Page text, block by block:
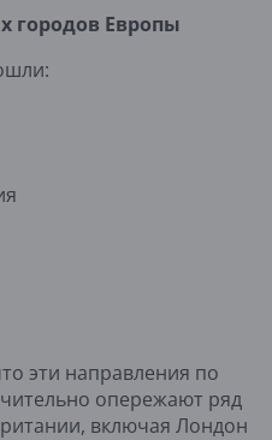
городов Европы
эти направления по
опережают ряд
включая Лондон